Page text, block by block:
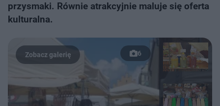
przysmaki. Równie atrakcyjnie maluje się oferta
kulturalna.
6